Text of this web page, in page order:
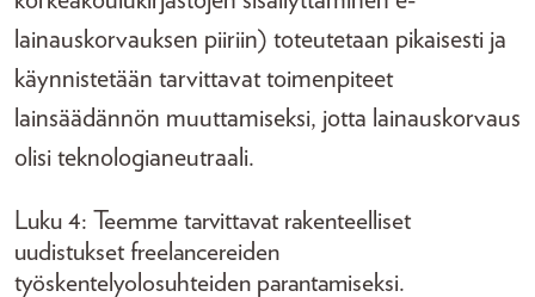
lainauskorvauksen piiriin) toteutetaan pikaisesti ja
käynnistetään tarvittavat toimenpiteet
lainsäädännön muuttamiseksi, jotta lainauskorvaus
olisi teknologianeutraali.
Luku 4: Teemme tarvittavat rakenteelliset
uudistukset freelancereiden
työskentelyolosuhteiden parantamiseksi.